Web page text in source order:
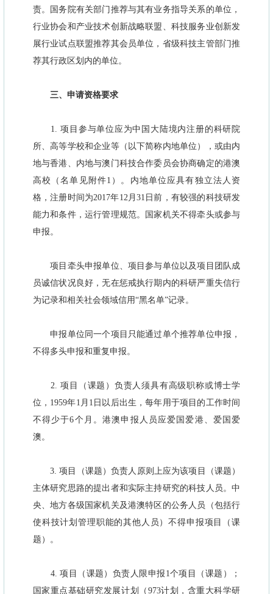
责。国务院有关部门推荐与其有业务指导关系的单位，
行业协会和产业技术创新战略联盟、科技服务业创新发
展行业试点联盟推荐其会员单位，省级科技主管部门推
荐其行政区划内的单位。
三、申请资格要求
1. 项目参与单位应为中国大陆境内注册的科研院
所、高等学校和企业等（以下简称内地单位），或由内
地与香港、内地与澳门科技合作委员会协商确定的港澳
高校（名单见附件1）。内地单位应具有独立法人资
格，注册时间为2017年12月31日前，有较强的科技研发
能力和条件，运行管理规范。国家机关不得牵头或参与
申报。
项目牵头申报单位、项目参与单位以及项目团队成
员诚信状况良好，无在惩戒执行期内的科研严重失信行
为记录和相关社会领域信用“黑名单”记录。
申报单位同一个项目只能通过单个推荐单位申报，
不得多头申报和重复申报。
2. 项目（课题）负责人须具有高级职称或博士学
位，1959年1月1日以后出生，每年用于项目的工作时间
不得少于6个月。港澳申报人员应爱国爱港、爱国爱
澳。
3. 项目（课题）负责人原则上应为该项目（课题）
主体研究思路的提出者和实际主持研究的科技人员。中
央、地方各级国家机关及港澳特区的公务人员（包括行
使科技计划管理职能的其他人员）不得申报项目（课
题）。
4. 项目（课题）负责人限申报1个项目（课题）；
国家重点基础研究发展计划（973计划，含重大科学研